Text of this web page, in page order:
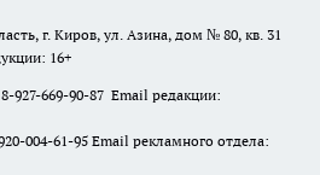
г. Киров, ул. Азина, дом № 80, кв. 31
16+
927-669-90-87 Email редакции:
004-61-95 Email рекламного отдела: